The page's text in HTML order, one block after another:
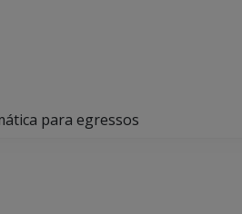
para egressos